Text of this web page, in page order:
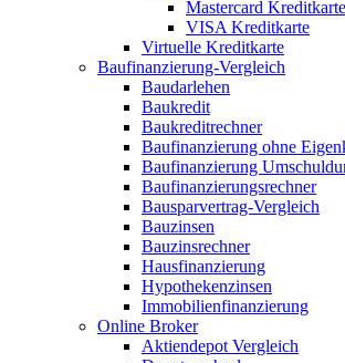
Mastercard Kreditkarte
VISA Kreditkarte
Virtuelle Kreditkarte
Baufinanzierung-Vergleich
Baudarlehen
Baukredit
Baukreditrechner
Baufinanzierung ohne
Baufinanzierung
Baufinanzierungsrechner
Bausparvertrag-Vergleich
Bauzinsen
Bauzinsrechner
Hausfinanzierung
Hypothekenzinsen
Immobilienfinanzierung
Online Broker
Aktiendepot Vergleich